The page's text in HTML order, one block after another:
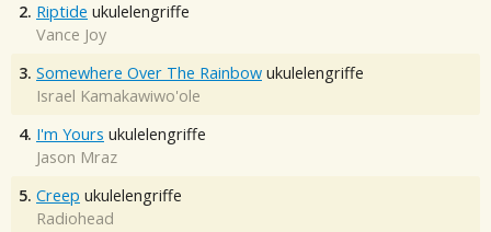
2. Riptide ukulelengriffe
Vance Joy
3. Somewhere Over The Rainbow ukulelengriffe
Israel Kamakawiwo'ole
4. I'm Yours ukulelengriffe
Jason Mraz
5. Creep ukulelengriffe
Radiohead